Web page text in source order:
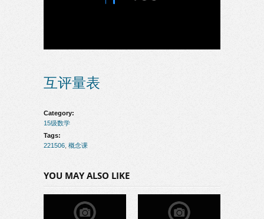
互评量表
Category:
15级数学
Tags:
221506 概念课
YOU MAY ALSO LIKE